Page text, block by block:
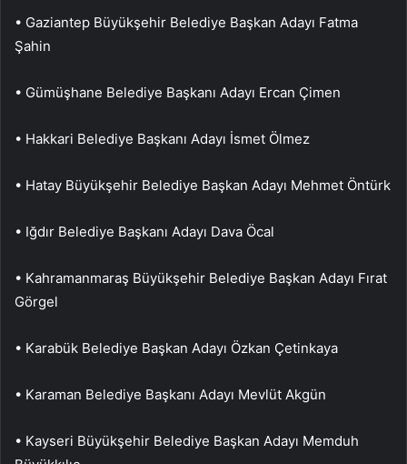
• Gaziantep Büyükşehir Belediye Başkan Adayı Fatma
Şahin
• Gümüşhane Belediye Başkanı Adayı Ercan Çimen
• Hakkari Belediye Başkanı Adayı İsmet Ölmez
• Hatay Büyükşehir Belediye Başkan Adayı Mehmet Öntürk
• Iğdır Belediye Başkanı Adayı Dava Öcal
• Kahramanmaraş Büyükşehir Belediye Başkan Adayı Fırat
Görgel
• Karabük Belediye Başkan Adayı Özkan Çetinkaya
• Karaman Belediye Başkanı Adayı Mevlüt Akgün
• Kayseri Büyükşehir Belediye Başkan Adayı Memduh